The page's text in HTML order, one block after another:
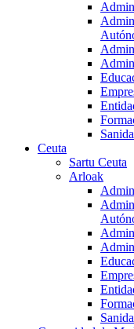
Ceuta
Sartu Ceuta
Arloak